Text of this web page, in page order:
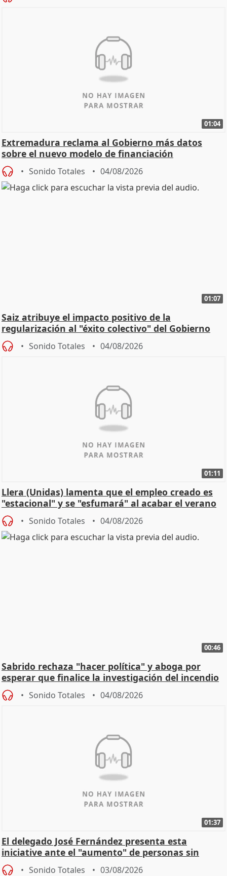
01:04
Extremadura reclama al Gobierno más datos
sobre el nuevo modelo de financiación
Sonido Totales 04/08/2026
01:07
Saiz atribuye el impacto positivo de la
regularización al "éxito colectivo" del Gobierno
Sonido Totales 04/08/2026
01:11
Llera (Unidas) lamenta que el empleo creado es
"estacional" y se "esfumará" al acabar el verano
Sonido Totales 04/08/2026
00:46
Sabrido rechaza "hacer política" y aboga por
esperar que finalice la investigación del incendio
Sonido Totales 04/08/2026
01:37
El delegado José Fernández presenta esta
iniciative ante el "aumento" de personas sin
hogar en Madri
Sonido Totales 03/08/2026